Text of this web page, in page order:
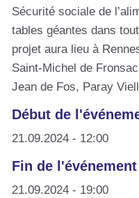
Sécurité sociale de
tables géantes dans
projet aura lieu à
Saint-Michel de
Jean de Fos, Paray
Début de
21.09.2024 - 12:00
Fin de l'événement
21.09.2024 - 19:00